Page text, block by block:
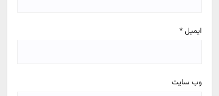
ایمیل*
وب‌ سایت